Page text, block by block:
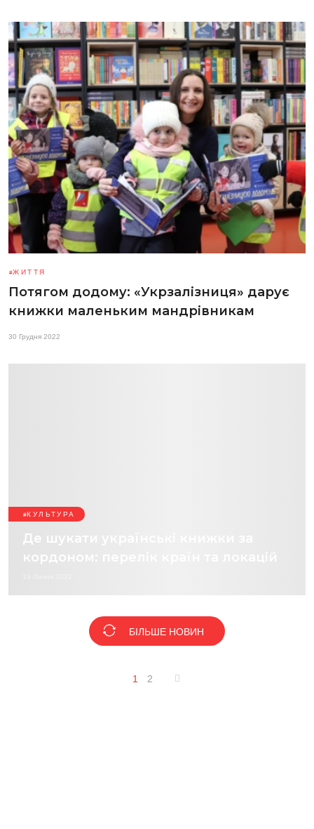
ЖИТТЯ
Потягом додому: «Укрзалізниця» дарує
книжки маленьким мандрівникам
30 Грудня 2022
КУЛЬТУРА
Де шукати українські книжки за
кордоном: перелік країн та локацій
БІЛЬШЕ НОВИН
1 2